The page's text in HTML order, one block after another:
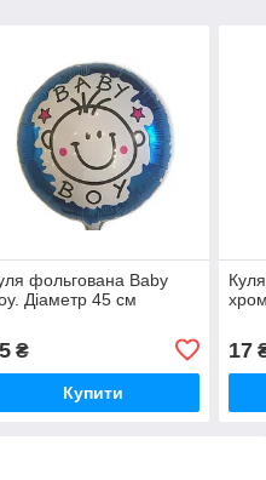
фольгована Baby
Діаметр 45 см
₴
Купити
17